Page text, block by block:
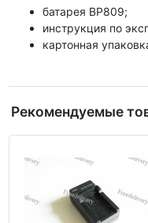
батарея BP809;
инструкция по
картонная
Рекомендуемые